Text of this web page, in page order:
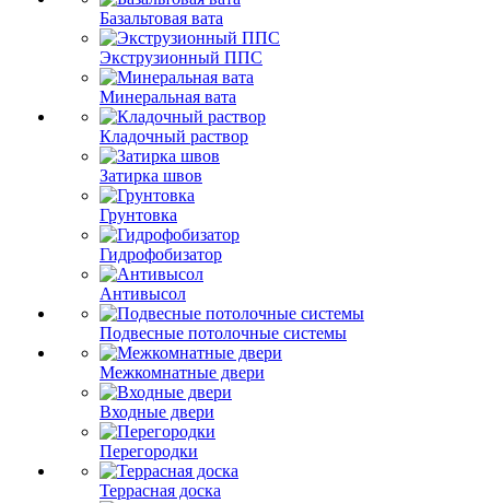
Базальтовая вата
Экструзионный ППС
Минеральная вата
Кладочный раствор
Затирка швов
Грунтовка
Гидрофобизатор
Антивысол
Подвесные потолочные системы
Межкомнатные двери
Входные двери
Перегородки
Террасная доска